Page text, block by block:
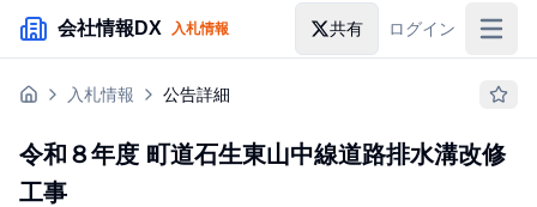
メインコンテンツにスキップ
会社情報DX 入札情報 共有 ログイン
入札情報
助成金・補助金
入札情報 公告詳細
令和８年度 町道石生東山中線道路排水溝改修
工事